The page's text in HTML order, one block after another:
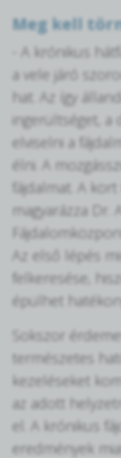
Meg kell
- A krónikus
a vele járó
hat. Az így
ingerültséget, a
elviselni a
élni. A
fájdalmat. A
magyarázza
Az első lépés
felkeresése,
épülhet
Sokszor
természetes
kezeléseket
az adott
el. A krónikus
eredmények